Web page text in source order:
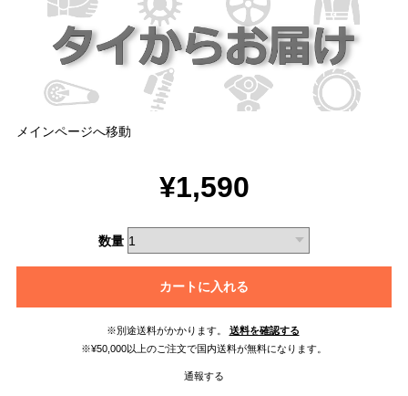
メインページへ移動
¥1,590
数量
カートに入れる
※別途送料がかかります。
送料を確認する
※¥50,000以上のご注文で国内送料が無料になります。
通報する